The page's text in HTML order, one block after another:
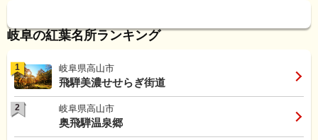
岐阜の紅葉名所ランキング
1 岐阜県高山市
飛騨美濃せせらぎ街道
2 岐阜県高山市
奥飛騨温泉郷